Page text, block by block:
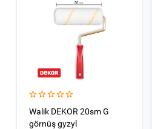
Walik DEKOR 20sm G
görnüş gyzyl